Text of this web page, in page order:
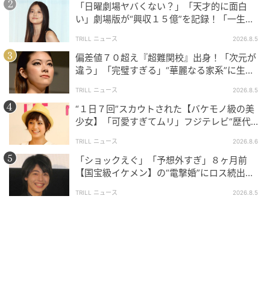
「日曜劇場ヤバくない？」「天才的に面白
い」劇場版が“興収１５億”を記録！「一生言
TRILL ニュース 2026.8.5
偏差値７０超え『超難関校』出身！「次元が
違う」「完璧すぎる」“華麗なる家系”に生ま
TRILL ニュース 2026.8.5
“１日７回”スカウトされた【バケモノ級の美
少女】「可愛すぎてムリ」フジテレビ“歴代N
TRILL ニュース 2026.8.6
「ショックえぐ」「予想外すぎ」８ヶ月前
【国宝級イケメン】の“電撃婚”にロス続出！
TRILL ニュース 2026.8.5